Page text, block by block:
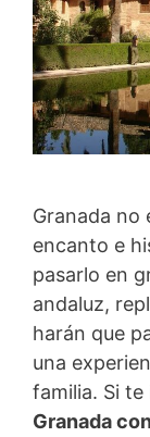
Granada no
encanto e
pasarlo en
andaluz,
harán que
una
familia. Si
Granada